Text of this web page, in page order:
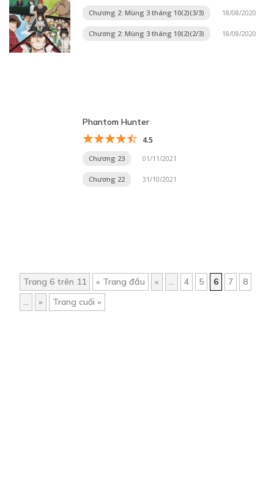
Chương 2: Mùng 3 tháng 10(2)(3/3) 18/08/2020
Chương 2: Mùng 3 tháng 10(2)(2/3) 18/08/2020
Phantom Hunter
4.5
Chương 23 01/11/2021
Chương 22 31/10/2021
Trang 6 trên 11 « Trang đầu « ... 4 5 6 7
8
...
» Trang cuối »